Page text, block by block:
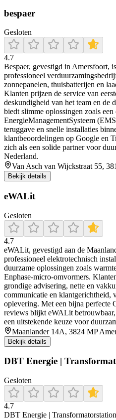
bespaer
Gesloten
4.7
Bespaer, gevestigd in Amersfoort,
professioneel
zonnepanelen, thuisbatterijen en
Klanten prijzen de service van
deskundigheid van het team en de
biedt slimme oplossingen zoals een
EnergieManagementSysteem
teruggave en snelle installaties
klantbeoordelingen op Google en
zich als een solide partner voor
Nederland.
Van Asch van Wijckstraat 55,
Bekijk details
eWALit
Gesloten
4.7
eWALit, gevestigd aan de
professioneel elektrotechnisch
duurzame oplossingen zoals
Enphase-micro-omvormers.
grondige advisering, nette en
communicatie en klantgerichtheid,
oplevering. Met een bijna perfecte
reviews blijkt eWALit
een uitstekende keuze voor
Maanlander 14A, 3824 MP
Bekijk details
DBT Energie |
Gesloten
4.7
DBT Energie |